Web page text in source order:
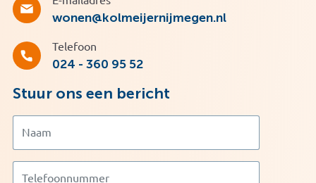
wonen@kolmeijernijmegen.nl
Telefoon
024 - 360 95 52
Stuur ons een bericht